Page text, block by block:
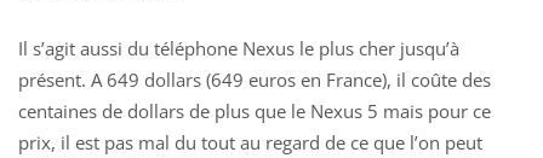
Il s’agit aussi du téléphone Nexus le plus cher jusqu’à
présent. A 649 dollars (649 euros en France), il coûte des
centaines de dollars de plus que le Nexus 5 mais pour ce
prix, il est pas mal du tout au regard de ce que l’on peut